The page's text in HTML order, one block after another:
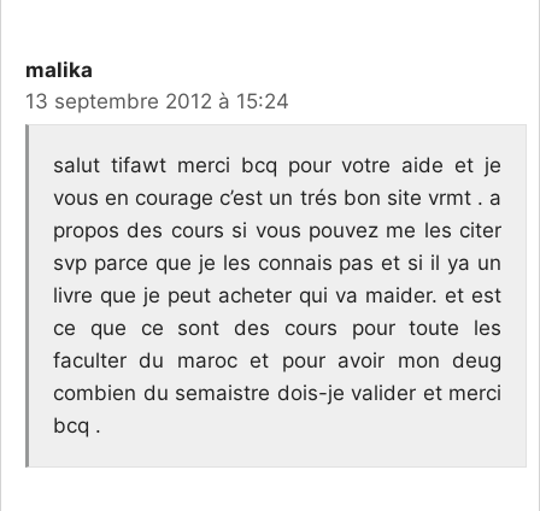
malika
13 septembre 2012 à 15:24
salut tifawt merci bcq pour votre aide et je
vous en courage c’est un trés bon site vrmt . a
propos des cours si vous pouvez me les citer
svp parce que je les connais pas et si il ya un
livre que je peut acheter qui va maider. et est
ce que ce sont des cours pour toute les
faculter du maroc et pour avoir mon deug
combien du semaistre dois-je valider et merci
bcq .